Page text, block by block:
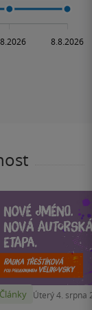
Články Úterý 4. srpna